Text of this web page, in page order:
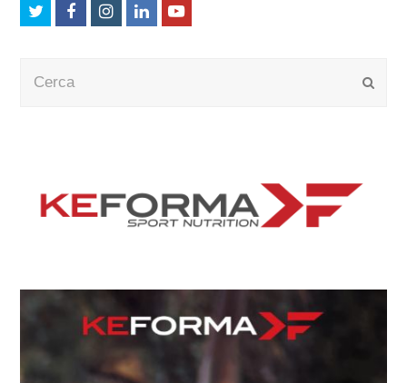
TwitterFacebookInstagram
LinkedInYoutube